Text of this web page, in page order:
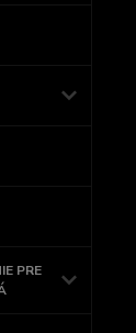
PRE